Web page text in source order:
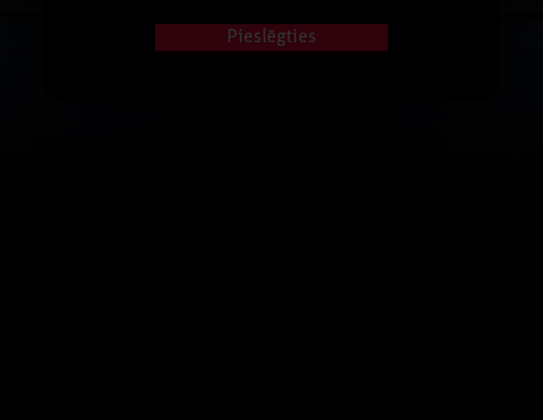
Pieslēgties